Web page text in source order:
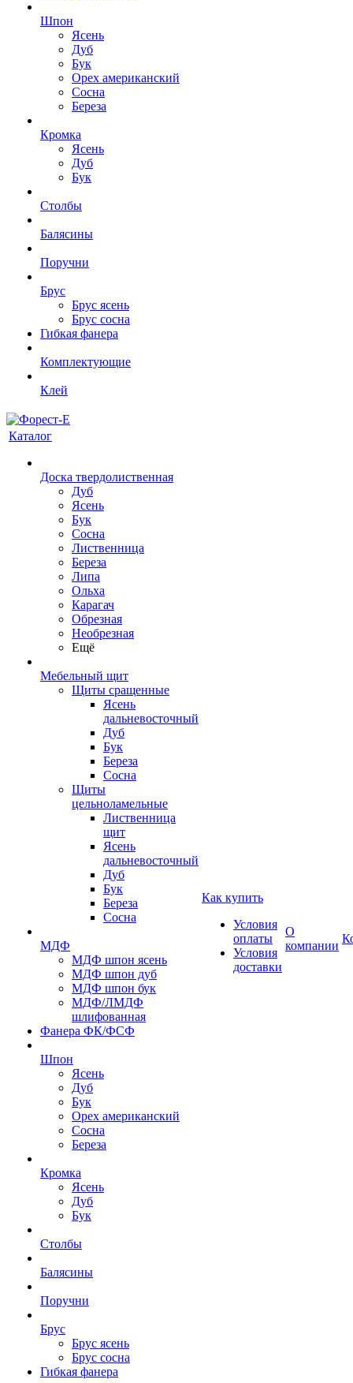
Шпон
Ясень
Дуб
Бук
Орех американский
Сосна
Береза
Кромка
Ясень
Дуб
Бук
Столбы
Балясины
Поручни
Брус
Брус ясень
Брус сосна
Гибкая фанера
Комплектующие
Клей
Каталог
Доска твердолиственная
Дуб
Ясень
Бук
Сосна
Лиственница
Береза
Липа
Ольха
Карагач
Обрезная
Необрезная
Ещё
Мебельный щит
Щиты сращенные
Ясень
дальневосточный
Дуб
Бук
Береза
Сосна
Щиты
цельноламельные
Лиственница
щит
Ясень
дальневосточный
Дуб
Бук
Береза
Сосна
МДФ
МДФ шпон ясень
МДФ шпон дуб
МДФ шпон бук
МДФ/ЛМДФ
шлифованная
Фанера ФК/ФСФ
Шпон
Ясень
Дуб
Бук
Орех американский
Сосна
Береза
Кромка
Ясень
Дуб
Бук
Столбы
Балясины
Поручни
Брус
Брус ясень
Брус сосна
Гибкая фанера
Как купить
Условия
оплаты
Условия
доставки
О
компании